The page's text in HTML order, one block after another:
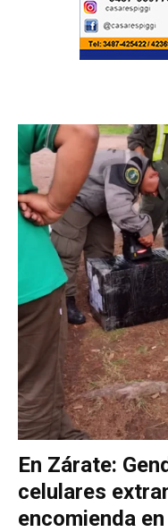
En Zárate:
celulares
encomienda